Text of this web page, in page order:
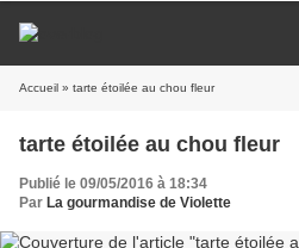
Accueil » tarte étoilée au chou fleur
tarte étoilée au chou fleur
Publié le 09/05/2016 à 18:34
Par La gourmandise de Violette